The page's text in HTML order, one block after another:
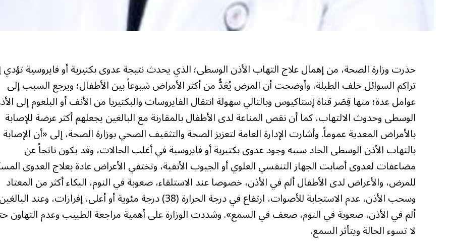
حذرت وزارة الصحة، من إهمال علاج التهاب الأذن الوسطى؛ الذي يحدث نتيجة عدوى بكتيرية أو فايروسية تؤدي
تراكم السوائل خلف الطبلة، وأوضحت أن المرض يُعَدُّ من أكثر الأمراض شيوعاً بين الأطفال؛ ويرجع السبب إلى
عوامل عدة؛ منها قِصَر قناة إستاكيوس وبالتالي سهولة انتقال الفايروسات والبكتيريا من الأنف أو البلعوم إلى
الوسطى وحدوث الالتهاب، كما أن نقص المناعة لدى الأطفال بالمقارنة مع البالغين يجعلهم أكثر عرضة للإصابة
بالأمراض المعدية عموماً. وأشارت الإدارة العامة لتعزيز الصحة والتثقيف الصحي بوزارة الصحة، إلى «أن الإصابة
بالتهاب الأذن الوسطى الحاد سببه وجود عدوى بكتيرية أو فايروسية في أغلب الحالات، وقد يكون ناتجاً عن
مضاعفات لعدوى أصابت الجهاز التنفسي العلوي أو الجيوب الأنفية، وتختفي الأعراض عادة بعلاج العدوى
للمرض، والأعراض لدى الأطفال ألم في الأذن، خصوصا عند الاستلقاء، صعوبة في النوم، البكاء أكثر من المعتاد
وسحب الأذن، عدم الاستجابة للأصوات، ارتفاع في درجة الحرارة (38) درجة مئوية أو أعلى، إفرازات، وعند البالغين
ألم في الأذن، صعوبة في النوم، ضعف في السمع». وشددت الوزارة على أهمية مراجعة الطبيب وعدم التهاون
لا تسوء الحالة ويتأثر السمع.